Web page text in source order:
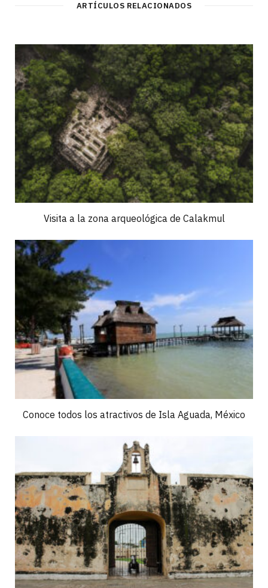
ARTÍCULOS RELACIONADOS
Visita a la zona arqueológica de Calakmul
Conoce todos los atractivos de Isla Aguada, México